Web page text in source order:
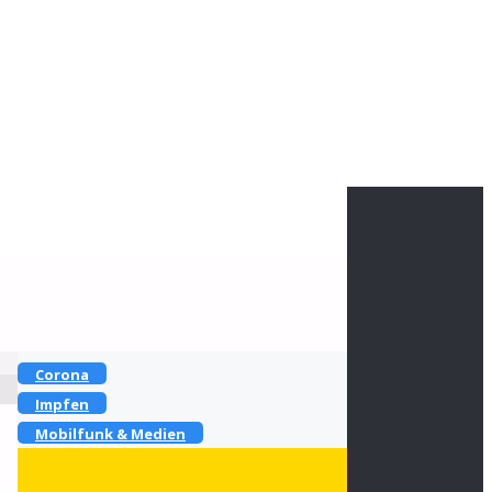
Corona
Impfen
Mobilfunk & Medien